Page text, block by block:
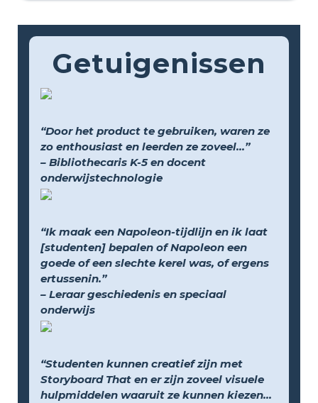
Getuigenissen
“Door het product te gebruiken, waren ze
zo enthousiast en leerden ze zoveel...”
– Bibliothecaris K-5 en docent
onderwijstechnologie
“Ik maak een Napoleon-tijdlijn en ik laat
[studenten] bepalen of Napoleon een
goede of een slechte kerel was, of ergens
ertussenin.”
– Leraar geschiedenis en speciaal
onderwijs
“Studenten kunnen creatief zijn met
Storyboard That en er zijn zoveel visuele
hulpmiddelen waaruit ze kunnen kiezen...